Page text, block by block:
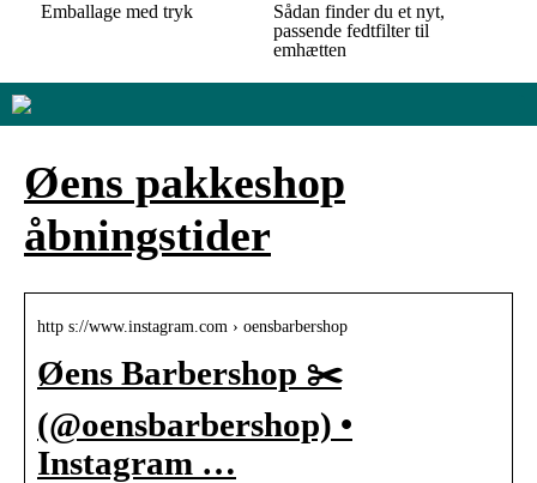
Emballage med tryk
Sådan finder du et nyt,
passende fedtfilter til
emhætten
Øens pakkeshop
åbningstider
http s://www.instagram.com › oensbarbershop
Øens Barbershop ✂️
(@oensbarbershop) •
Instagram …